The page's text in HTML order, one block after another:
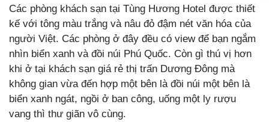
Các phòng khách sạn tại Tùng Hương Hotel được thiết
kế với tông màu trắng và nâu đỏ đậm nét văn hóa của
người Việt. Các phòng ở đây đều có view để bạn ngắm
nhìn biển xanh và đồi núi Phú Quốc. Còn gì thú vị hơn
khi ở tại khách sạn giá rẻ thị trấn Dương Đông mà
không gian vừa đến hợp một bên là đồi núi một bên là
biển xanh ngát, ngồi ở ban công, uống một ly rượu
vang thì thư giãn vô cùng.